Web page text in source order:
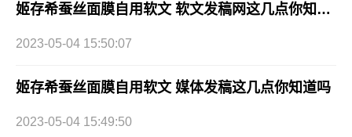
姬存希蚕丝面膜自用软文 软文发稿网这几点你知道吗
2023-05-04 15:50:07
姬存希蚕丝面膜自用软文 媒体发稿这几点你知道吗
2023-05-04 15:49:50